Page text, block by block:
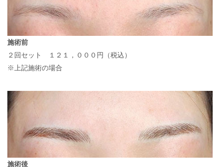
施術前
２回セット １２１，０００円（税込）
※上記施術の場合
施術後